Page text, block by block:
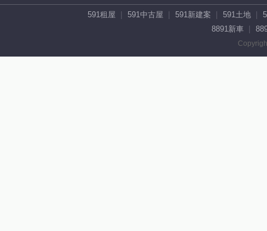
591租屋 591中古屋 591新建案 591土地
8891新車